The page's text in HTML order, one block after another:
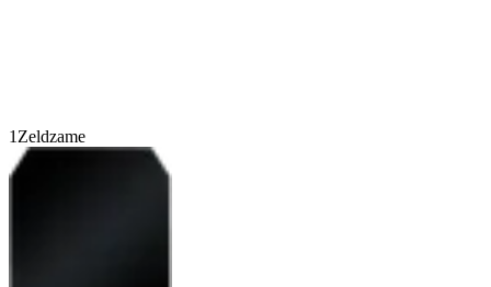
1 Zeldzame